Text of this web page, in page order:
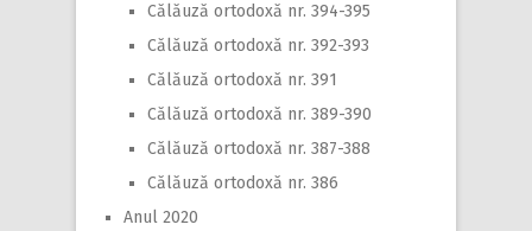
Călăuză ortodoxă nr. 394-395
Călăuză ortodoxă nr. 392-393
Călăuză ortodoxă nr. 391
Călăuză ortodoxă nr. 389-390
Călăuză ortodoxă nr. 387-388
Călăuză ortodoxă nr. 386
Anul 2020